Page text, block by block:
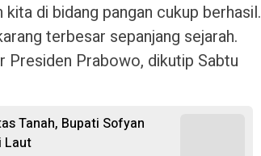
di bidang pangan cukup berhasil.
terbesar sepanjang sejarah.
Presiden Prabowo, dikutip Sabtu
Tanah, Bupati Sofyan
Laut